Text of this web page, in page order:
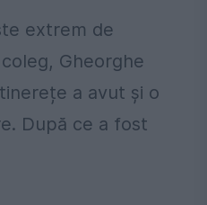
extrem de
Gheorghe
a avut și o
După ce a fost